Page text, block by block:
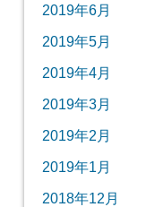
2019年6月
2019年5月
2019年4月
2019年3月
2019年2月
2019年1月
2018年12月